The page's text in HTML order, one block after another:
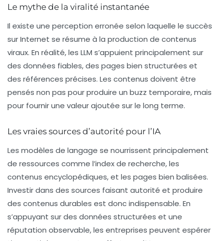
Le mythe de la viralité instantanée
Il existe une perception erronée selon laquelle le succès
sur Internet se résume à la production de contenus
viraux. En réalité, les LLM s’appuient principalement sur
des données fiables, des pages bien structurées et
des références précises. Les contenus doivent être
pensés non pas pour produire un buzz temporaire, mais
pour fournir une valeur ajoutée sur le long terme.
Les vraies sources d’autorité pour l’IA
Les modèles de langage se nourrissent principalement
de ressources comme l’index de recherche, les
contenus encyclopédiques, et les pages bien balisées.
Investir dans des sources faisant autorité et produire
des contenus durables est donc indispensable. En
s’appuyant sur des données structurées et une
réputation observable, les entreprises peuvent espérer